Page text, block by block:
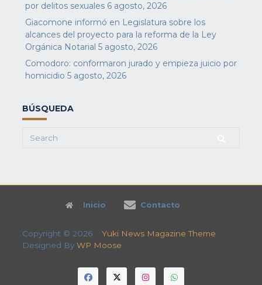
por delitos sexuales 6 agosto, 2026
Giacomone informó en Legislatura sobre los
alcances del proyecto para la reforma de la Ley
Orgánica Notarial 5 agosto, 2026
Comodoro: conformaron jurado y empieza juicio por
homicidio 5 agosto, 2026
BÚSQUEDA
Search
Inicio Contacto
Copyright © 2026 Yuki News Magazine Theme
Designed By WP Moose